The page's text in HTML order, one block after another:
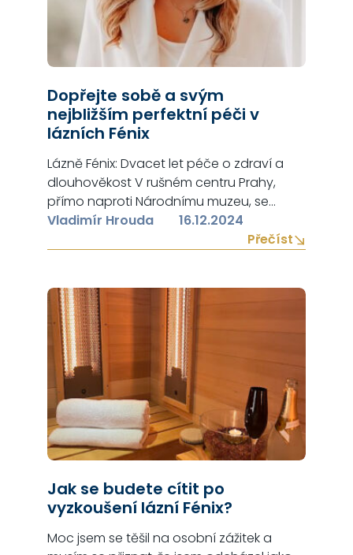
Dopřejte sobě a svým
nejbližším perfektní péči v
lázních Fénix
Lázně Fénix: Dvacet let péče o zdraví a
dlouhověkost V rušném centru Prahy,
přímo naproti Národnímu muzeu, se
nachází místo klidu, regenerace a zdraví
– Lázně Fénix. Tento unikátní koncept
péče o tělo a mysl. Lázně Fénix nezahrnují
pouze relaxaci; jejich klíčová filozofie
spočívá v podpoře zdraví…
Vladimír Hrouda
16.12.2024
Přečíst
Jak se budete cítit po
vyzkoušení lázní Fénix?
Moc jsem se těšil na osobní zážitek a